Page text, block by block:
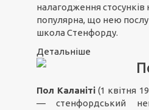
налагодження стосунків
популярна, що нею
школа Стенфорду.
Детальніше
Пол Каланіті (1 квітня
— стенфордський